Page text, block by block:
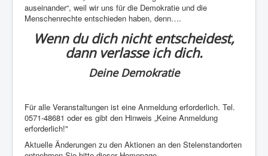
auseinander“, weil wir uns für die Demokratie und die
Menschenrechte entschieden haben, denn….
Wenn du dich nicht entscheidest,
dann verlasse ich dich.
Deine Demokratie
Für alle Veranstaltungen ist eine Anmeldung erforderlich. Tel.
0571-48681 oder es gibt den Hinweis „Keine Anmeldung
erforderlich!"
Aktuelle Änderungen zu den Aktionen an den Stelenstandorten